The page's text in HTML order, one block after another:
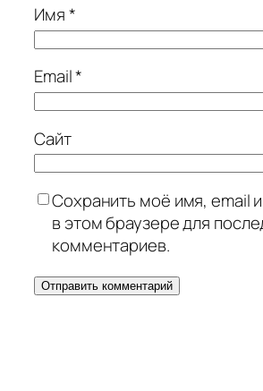
Имя*
Email*
Сайт
Сохранить моё имя, email
в этом браузере для
комментариев.